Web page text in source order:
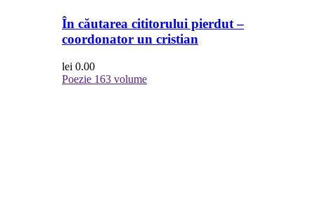
În căutarea cititorului pierdut –
coordonator un cristian
lei 0.00
Poezie 163 volume